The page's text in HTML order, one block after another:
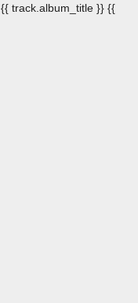
{{ track.album_title }} {{